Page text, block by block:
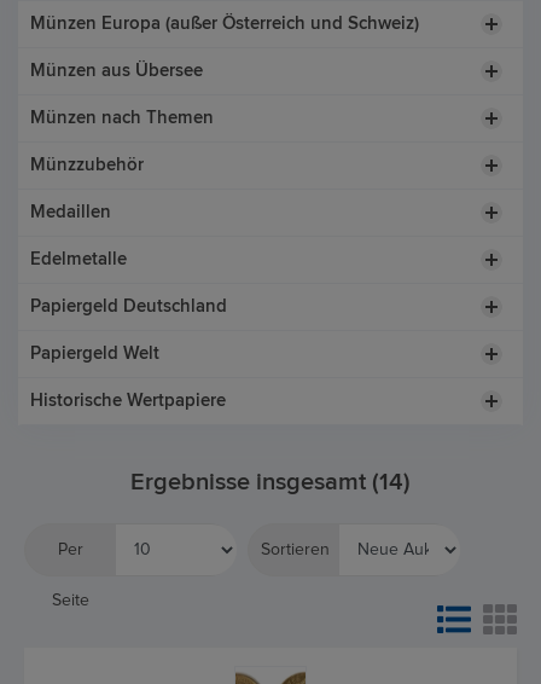
Münzen Europa (außer Österreich und Schweiz)
Münzen aus Übersee
Münzen nach Themen
Münzzubehör
Medaillen
Edelmetalle
Papiergeld Deutschland
Papiergeld Welt
Historische Wertpapiere
Ergebnisse insgesamt (14)
Per
Seite
Sortieren